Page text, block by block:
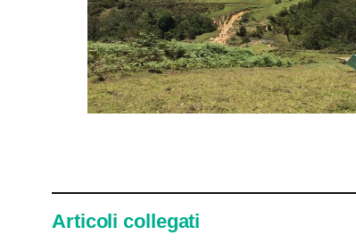
Articoli collegati